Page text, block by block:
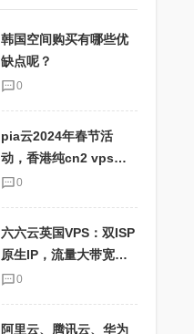
韩国空间购买有哪些优
缺点呢？
0
pia云2024年春节活
动，香港纯cn2 vps优
惠码pia2024，抢购最
0
六六云英国VPS：双ISP
原生IP，流量大带宽
快，适合TikTok用户！
0
阿里云、腾讯云、华为